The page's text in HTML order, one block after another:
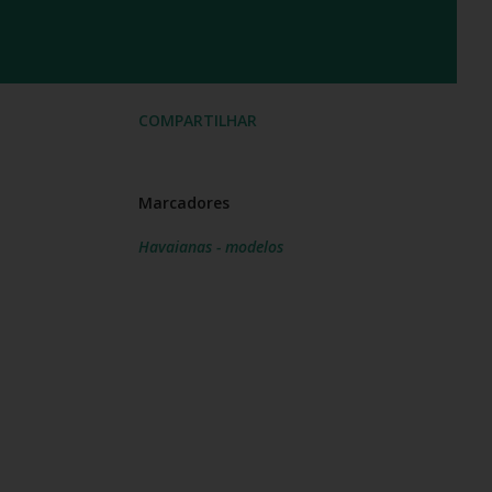
COMPARTILHAR
Marcadores
Havaianas - modelos